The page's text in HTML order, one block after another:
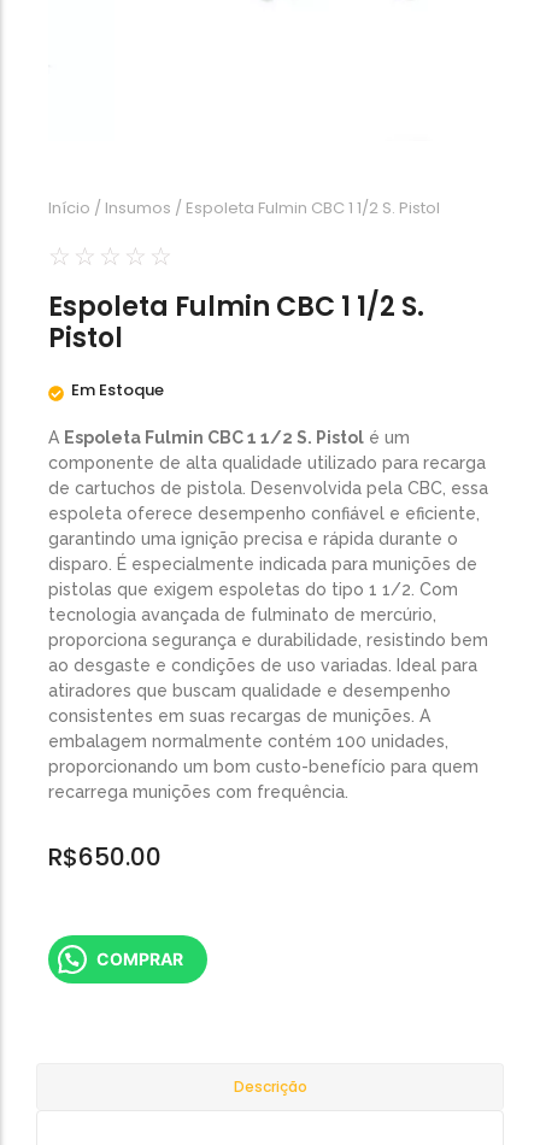
Início / Insumos / Espoleta Fulmin CBC 1 1/2 S. Pistol
☆ ☆ ☆ ☆ ☆
Espoleta Fulmin CBC 1 1/2 S.
Pistol
Em Estoque
A Espoleta Fulmin CBC 1 1/2 S. Pistol é um
componente de alta qualidade utilizado para recarga
de cartuchos de pistola. Desenvolvida pela CBC, essa
espoleta oferece desempenho confiável e eficiente,
garantindo uma ignição precisa e rápida durante o
disparo. É especialmente indicada para munições de
pistolas que exigem espoletas do tipo 1 1/2. Com
tecnologia avançada de fulminato de mercúrio,
proporciona segurança e durabilidade, resistindo bem
ao desgaste e condições de uso variadas. Ideal para
atiradores que buscam qualidade e desempenho
consistentes em suas recargas de munições. A
embalagem normalmente contém 100 unidades,
proporcionando um bom custo-benefício para quem
recarrega munições com frequência.
R$650.00
COMPRAR
Descrição